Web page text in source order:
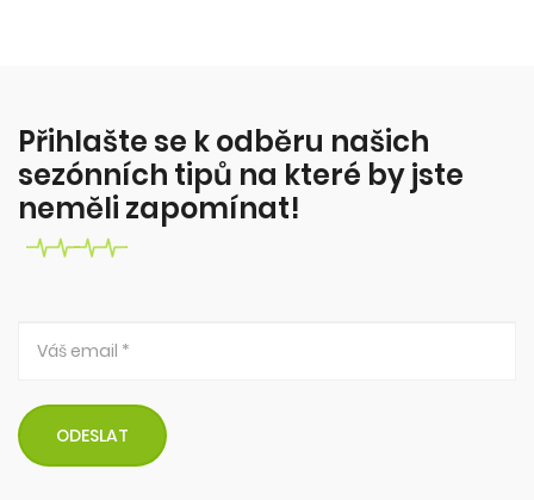
Přihlašte se k odběru našich
sezónních tipů na které by jste
neměli zapomínat!